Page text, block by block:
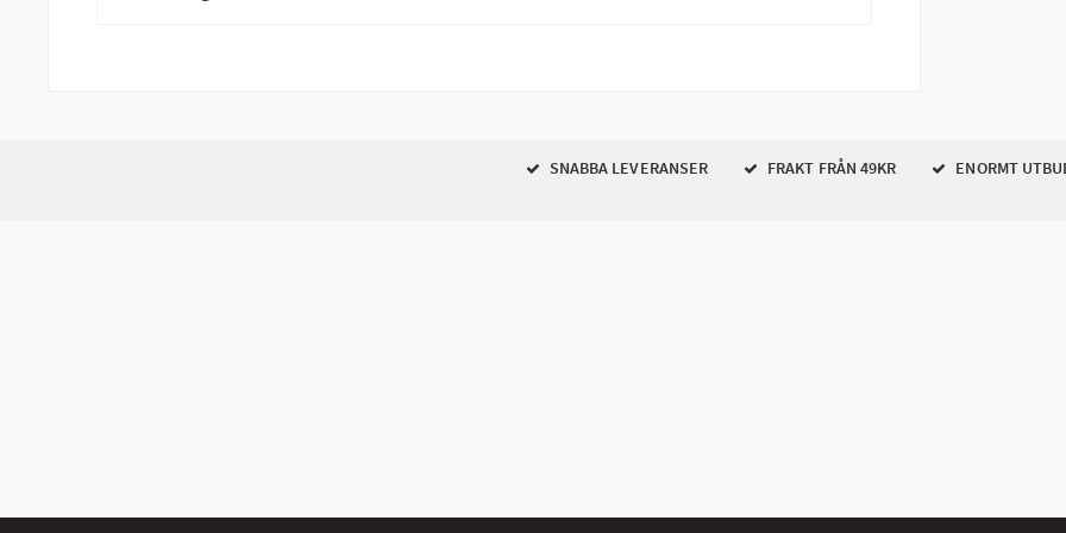
SNABBA LEVERANSER FRAKT FRÅN 49KR ENORMT